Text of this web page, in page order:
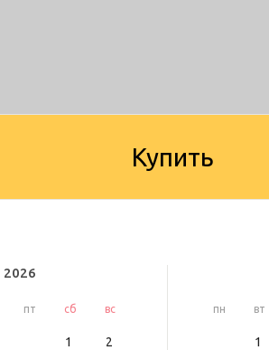
Купить
2026
пт сб вс
1 2
пн вт
1